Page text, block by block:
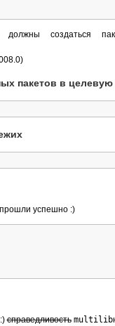
создаться пакеты
пакетов в целевую
успешно :)
справедливость multilib